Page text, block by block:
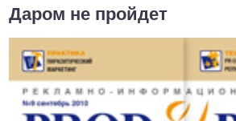
Даром не пройдет